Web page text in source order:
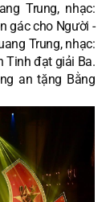
Trung, nhạc:
gác cho Người -
Trung, nhạc:
Tinh đạt giải Ba.
an tặng Bằng